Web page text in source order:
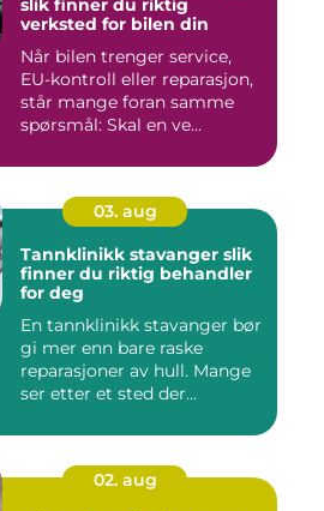
slik finner du riktig
verksted for bilen din
Når bilen trenger service,
EU-kontroll eller reparasjon,
står mange foran samme
spørsmål: Skal en ve...
03. aug
Tannklinikk stavanger slik
finner du riktig behandler
for deg
En tannklinikk stavanger bør
gi mer enn bare raske
reparasjoner av hull. Mange
ser etter et sted der...
02. aug